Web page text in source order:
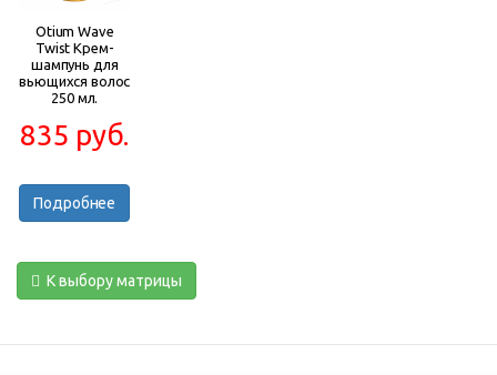
Otium Wave
Twist Крем-
шампунь для
вьющихся волос
250 мл.
835 руб.
Подробнее
К выбору матрицы